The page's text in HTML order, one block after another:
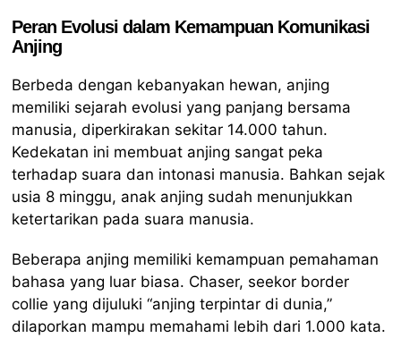
Peran Evolusi dalam Kemampuan Komunikasi
Anjing
Berbeda dengan kebanyakan hewan, anjing
memiliki sejarah evolusi yang panjang bersama
manusia, diperkirakan sekitar 14.000 tahun.
Kedekatan ini membuat anjing sangat peka
terhadap suara dan intonasi manusia. Bahkan sejak
usia 8 minggu, anak anjing sudah menunjukkan
ketertarikan pada suara manusia.
Beberapa anjing memiliki kemampuan pemahaman
bahasa yang luar biasa. Chaser, seekor border
collie yang dijuluki “anjing terpintar di dunia,”
dilaporkan mampu memahami lebih dari 1.000 kata.